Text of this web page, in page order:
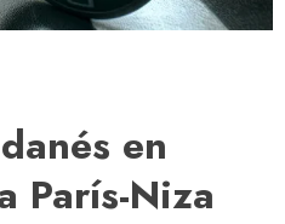
en
París-Niza